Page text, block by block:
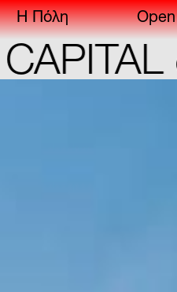
Η Πόλη
of